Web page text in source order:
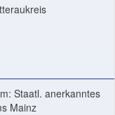
Staatl. anerkanntes
Mainz